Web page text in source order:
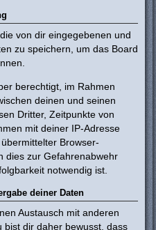
von dir eingegebenen und
zu speichern, um das Board
berechtigt, im Rahmen
deinen und seinen
Dritter, Zeitpunkte von
mit deiner IP-Adresse
Browser-
dies zur Gefahrenabwehr
notwendig ist.
deiner Daten
Austausch mit anderen
bist dir daher bewusst, dass